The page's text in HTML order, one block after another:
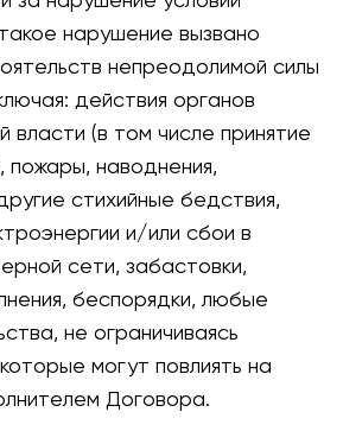
нарушение вызвано
непреодолимой силы
действия органов
власти (в том числе принятие
пожары, наводнения,
стихийные бедствия,
и/или сбои в
сети, забастовки,
беспорядки, любые
не ограничиваясь
могут повлиять на
Договора.